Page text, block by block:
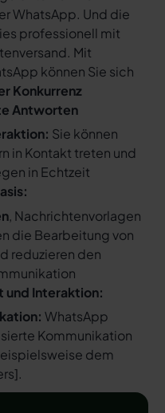
WhatsApp. Und die
professionell mit
Mit
können Sie sich
Konkurrenz
Antworten
Sie können
in Kontakt treten und
in Echtzeit
, Nachrichtenvorlagen
die Bearbeitung von
reduzieren den
und Interaktion:
WhatsApp
Kommunikation
dem
].